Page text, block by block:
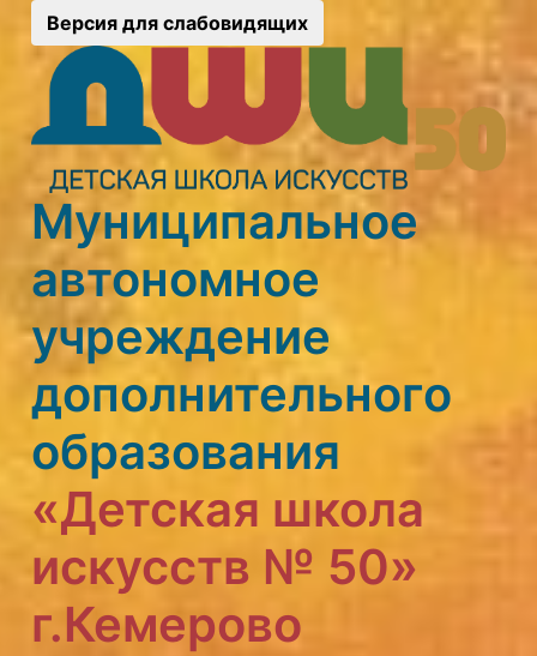
Версия для слабовидящих
Муниципальное
автономное
учреждение
дополнительного
образования
«Детская школа
искусств № 50»
г.Кемерово